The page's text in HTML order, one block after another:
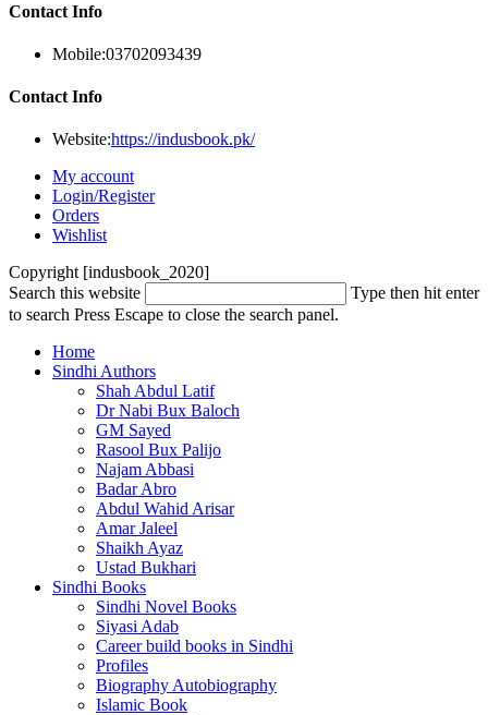
Contact Info
Mobile:03702093439
Contact Info
Website:https://indusbook.pk/
My account
Login/Register
Orders
Wishlist
Copyright [indusbook_2020]
Search this website
Type then hit enter
to search Press Escape to close the search panel.
Home
Sindhi Authors
Shah Abdul Latif
Dr Nabi Bux Baloch
GM Sayed
Rasool Bux Palijo
Najam Abbasi
Badar Abro
Abdul Wahid Arisar
Amar Jaleel
Shaikh Ayaz
Ustad Bukhari
Sindhi Books
Sindhi Novel Books
Siyasi Adab
Career build books in Sindhi
Profiles
Biography Autobiography
Islamic Book